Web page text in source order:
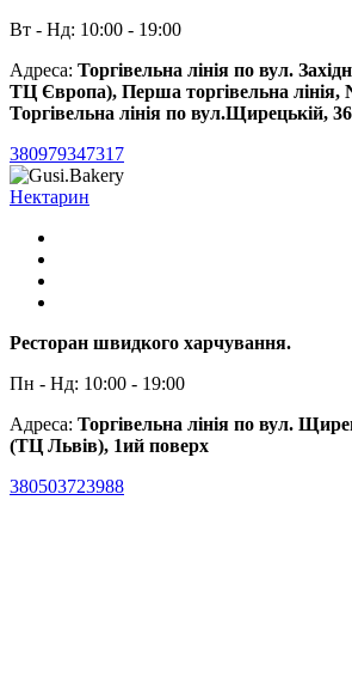
Вт - Нд: 10:00 - 19:00
Адреса: Торгівельна лінія по вул.
ТЦ Європа), Перша торгівельна
Торгівельна лінія по вул.Щирецькій,
380979347317
Нектарин
Ресторан швидкого харчування.
Пн - Нд: 10:00 - 19:00
Адреса: Торгівельна лінія по вул.
(ТЦ Львів), 1ий поверх
380503723988